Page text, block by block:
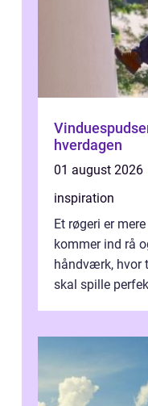
hverdagen
01 august 2026
inspiration
Et røgeri er
kommer ind rå
håndværk, hvor
skal spille